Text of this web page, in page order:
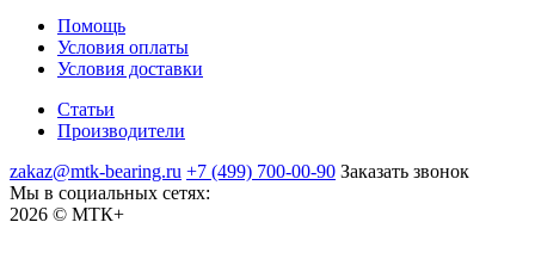
Помощь
Условия оплаты
Условия доставки
Статьи
Производители
zakaz@mtk-bearing.ru +7 (499) 700-00-90 Заказать звонок
Мы в социальных сетях:
2026 © МТК+